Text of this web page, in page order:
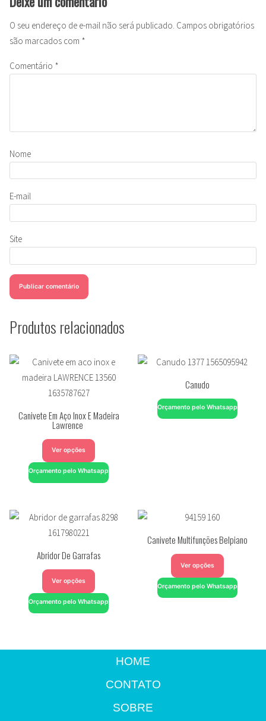
O seu endereço de e-mail não será publicado. Campos obrigatórios
são marcados com *
Comentário *
Nome
E-mail
Site
Produtos relacionados
Canivete Em Aço Inox E Madeira
Lawrence
Ver opções
Orçamento pelo Whatsapp
Canudo
Orçamento pelo Whatsapp
Abridor De Garrafas
Ver opções
Orçamento pelo Whatsapp
Canivete Multifunções Belpiano
Ver opções
Orçamento pelo Whatsapp
HOME
CONTATO
SOBRE